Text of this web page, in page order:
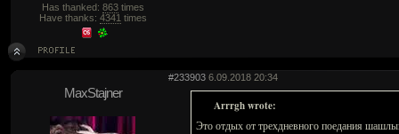
Has thanked: 863times
Have thanks: 4341 times
#233903 6.09.2018 20:34
MaxStajner
Arrrgh wrote:
Это отдых от трехдневного поедания